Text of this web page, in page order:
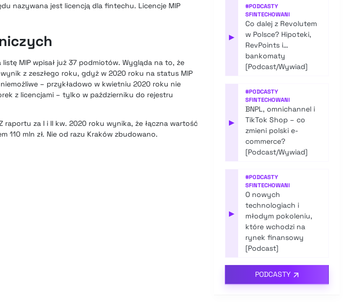
nazywana jest licencją dla fintechu. Licencje MIP
MIP wpisał już 37 podmiotów. Wygląda na to, że
z zeszłego roku, gdyż w 2020 roku na status MIP
– przykładowo w kwietniu 2020 roku nie
z licencjami – tylko w październiku do rejestru
za I i II kw. 2020 roku wynika, że łączna wartość
110 mln zł. Nie od razu Kraków zbudowano.
▶
#PODCASTY
SFINTECHOWANI
Co dalej z Revolutem
w Polsce? Hipoteki,
RevPoints i…
bankomaty
[Podcast/Wywiad]
▶
#PODCASTY
SFINTECHOWANI
BNPL, omnichannel i
TikTok Shop – co
zmieni polski e-
commerce?
[Podcast/Wywiad]
▶
#PODCASTY
SFINTECHOWANI
O nowych
technologiach i
młodym pokoleniu,
które wchodzi na
rynek finansowy
[Podcast]
PODCASTY